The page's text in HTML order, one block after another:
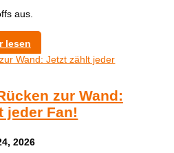
aus.
lesen
zur Wand:
jeder Fan!
2026